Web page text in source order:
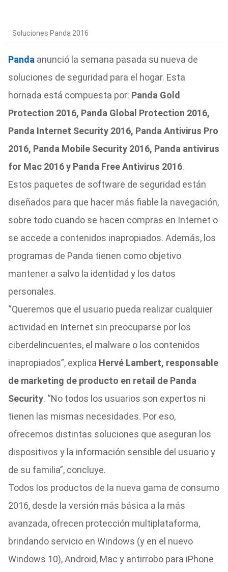
Soluciones Panda 2016
Panda anunció la semana pasada su nueva de
soluciones de seguridad para el hogar. Esta
hornada está compuesta por: Panda Gold
Protection 2016, Panda Global Protection 2016,
Panda Internet Security 2016, Panda Antivirus Pro
2016, Panda Mobile Security 2016, Panda antivirus
for Mac 2016 y Panda Free Antivirus 2016.
Estos paquetes de software de seguridad están
diseñados para que hacer más fiable la navegación,
sobre todo cuando se hacen compras en Internet o
se accede a contenidos inapropiados. Además, los
programas de Panda tienen como objetivo
mantener a salvo la identidad y los datos
personales.
“Queremos que el usuario pueda realizar cualquier
actividad en Internet sin preocuparse por los
ciberdelincuentes, el malware o los contenidos
inapropiados”, explica Hervé Lambert, responsable
de marketing de producto en retail de Panda
Security. “No todos los usuarios son expertos ni
tienen las mismas necesidades. Por eso,
ofrecemos distintas soluciones que aseguran los
dispositivos y la información sensible del usuario y
de su familia”, concluye.
Todos los productos de la nueva gama de consumo
2016, desde la versión más básica a la más
avanzada, ofrecen protección multiplataforma,
brindando servicio en Windows (y en el nuevo
Windows 10), Android, Mac y antirrobo para iPhone